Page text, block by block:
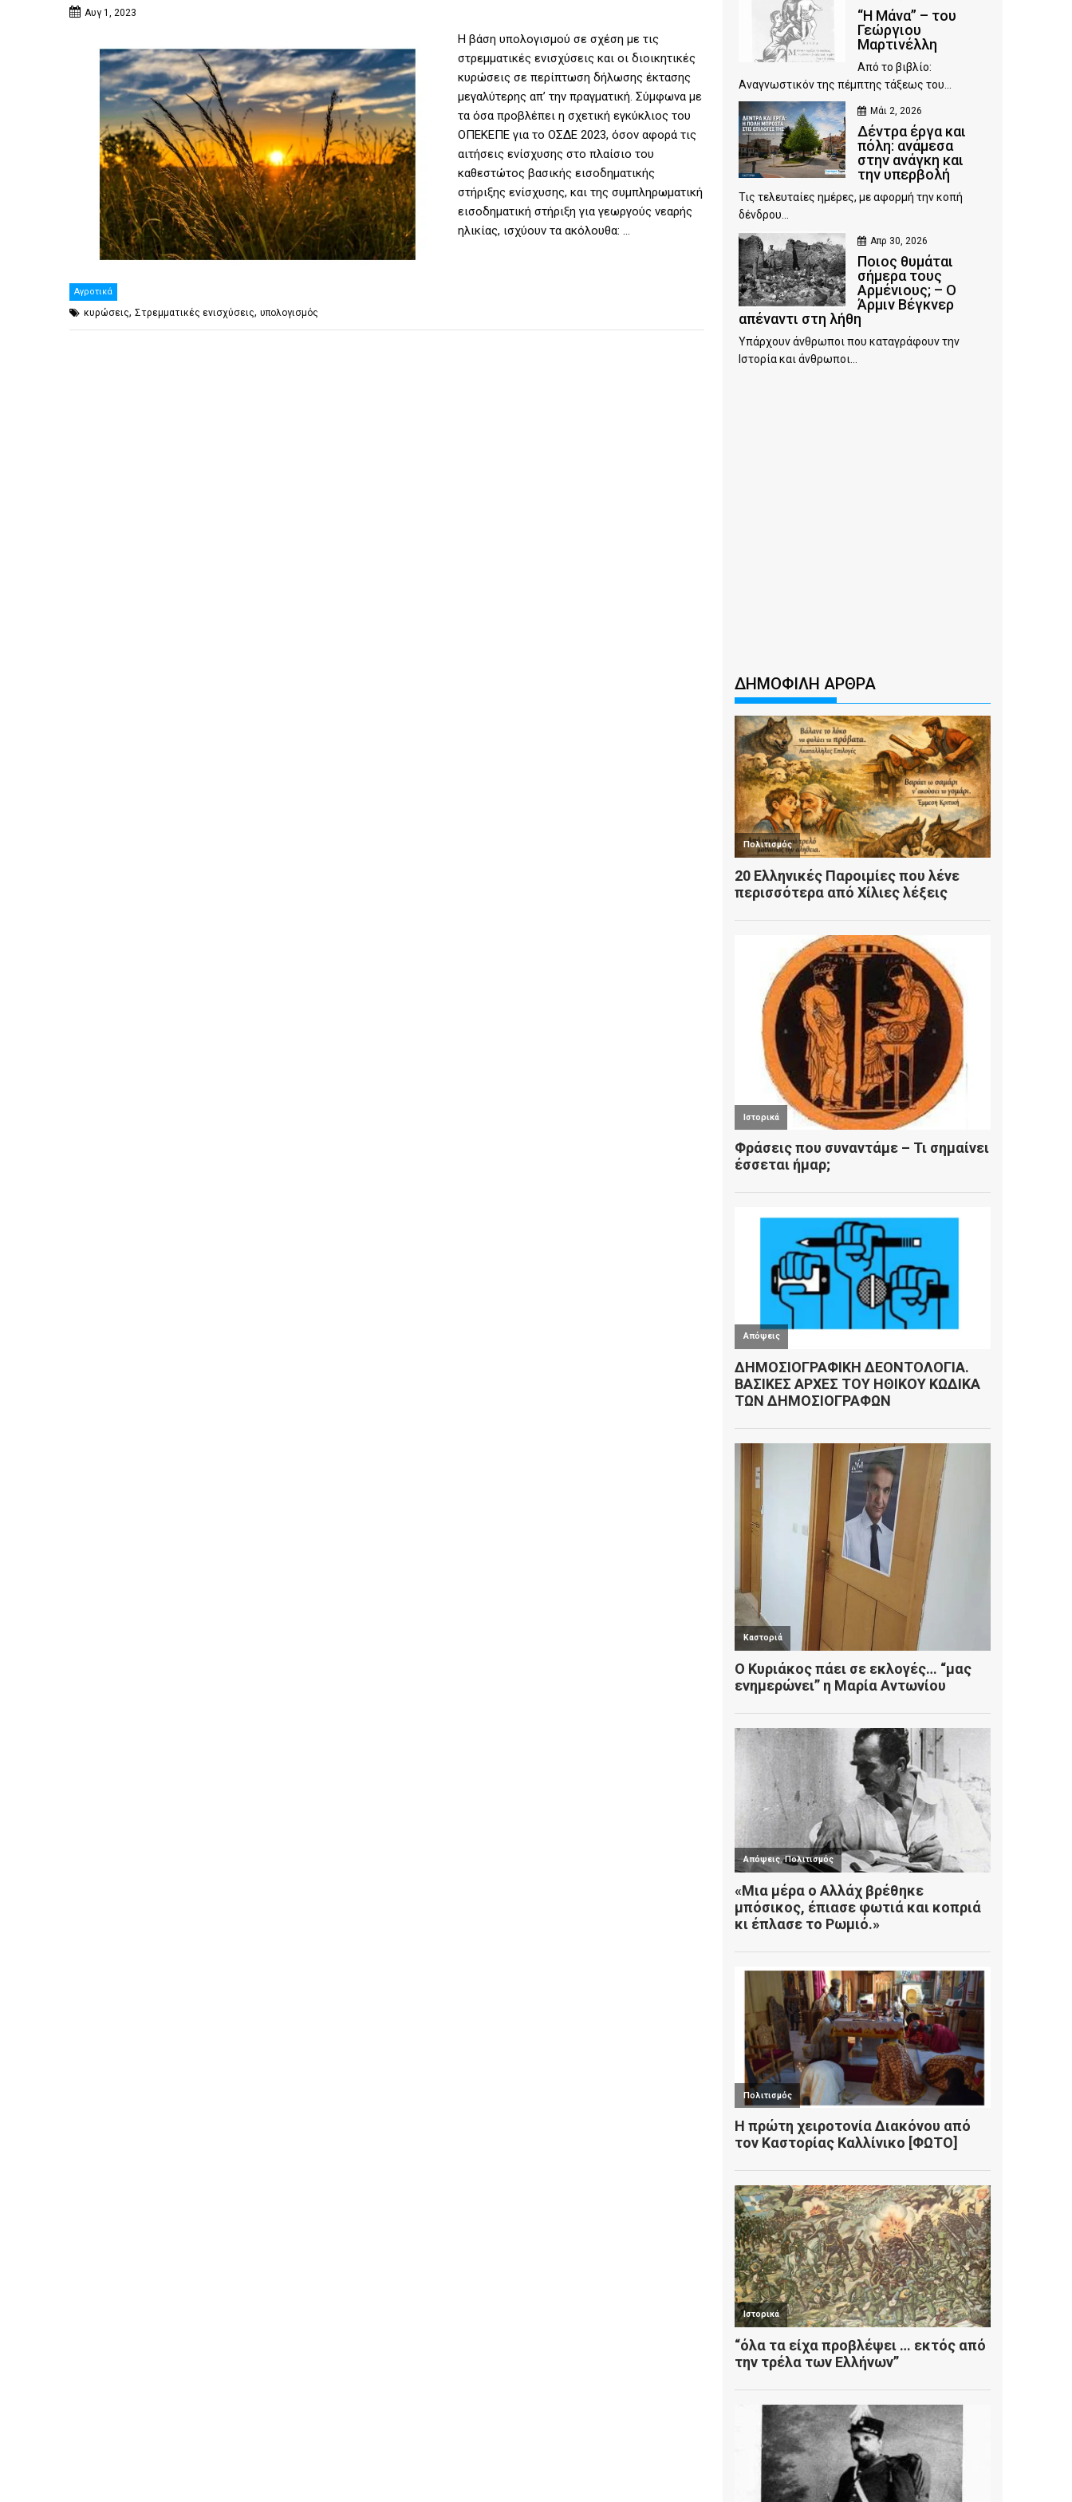
Αυγ 1, 2023
Η βάση υπολογισμού σε σχέση με τις
στρεμματικές ενισχύσεις και οι διοικητικές
κυρώσεις σε περίπτωση δήλωσης έκτασης
μεγαλύτερης απ’ την πραγματική. Σύμφωνα με
τα όσα προβλέπει η σχετική εγκύκλιος του
ΟΠΕΚΕΠΕ για το ΟΣΔΕ 2023, όσον αφορά τις
αιτήσεις ενίσχυσης στο πλαίσιο του
καθεστώτος βασικής εισοδηματικής
στήριξης ενίσχυσης, και της συμπληρωματική
εισοδηματική στήριξη για γεωργούς νεαρής
ηλικίας, ισχύουν τα ακόλουθα: …
Αγροτικά
κυρώσεις, Στρεμματικές ενισχύσεις, υπολογισμός
“Η Μάνα” – του
Γεώργιου
Μαρτινέλλη
Από το βιβλίο:
Αναγνωστικόν της πέμπτης τάξεως του...
Μάι 2, 2026
Δέντρα έργα και
πόλη: ανάμεσα
στην ανάγκη και
την υπερβολή
Τις τελευταίες ημέρες, με αφορμή την κοπή
δένδρου...
Απρ 30, 2026
Ποιος θυμάται
σήμερα τους
Αρμένιους; – Ο
Άρμιν Βέγκνερ
απέναντι στη λήθη
Υπάρχουν άνθρωποι που καταγράφουν την
Ιστορία και άνθρωποι...
ΔΗΜΟΦΙΛΗ ΑΡΘΡΑ